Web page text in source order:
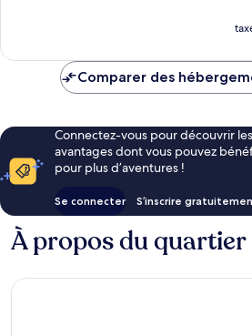
Comparer des
Connectez-vous pour découvrir
avantages dont vous pouvez
pour plus d’aventures !
Se connecter S’inscrire
À propos du quartier